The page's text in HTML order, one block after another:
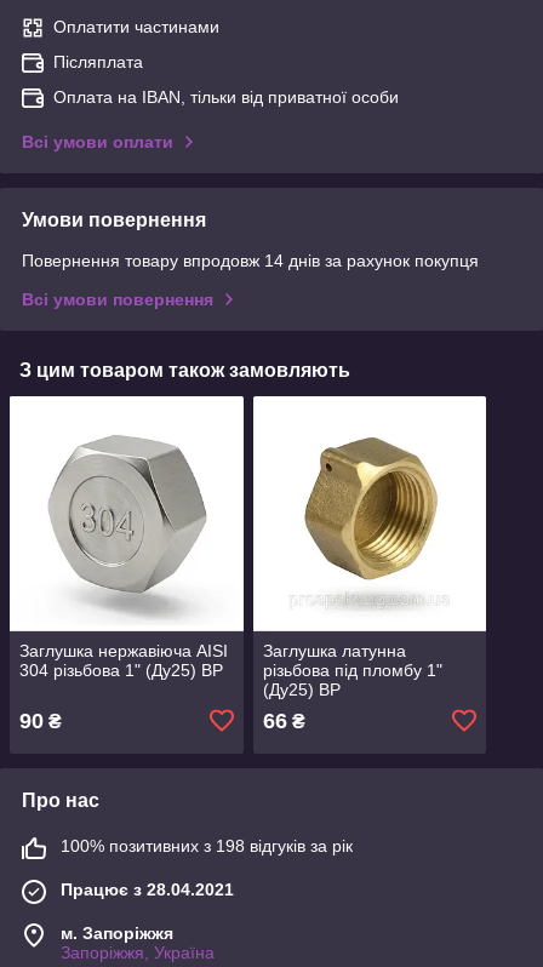
Оплатити частинами
Післяплата
Оплата на IBAN, тільки від приватної особи
Всі умови оплати
Умови повернення
Повернення товару впродовж 14 днів за рахунок покупця
Всі умови повернення
З цим товаром також замовляють
Заглушка нержавіюча AISI
304 різьбова 1" (Ду25) ВР
90 ₴
Заглушка латунна
різьбова під пломбу 1"
(Ду25) ВР
66₴
Про нас
100% позитивних з 198 відгуків за рік
Працює з 28.04.2021
м. Запоріжжя
Запоріжжя, Україна